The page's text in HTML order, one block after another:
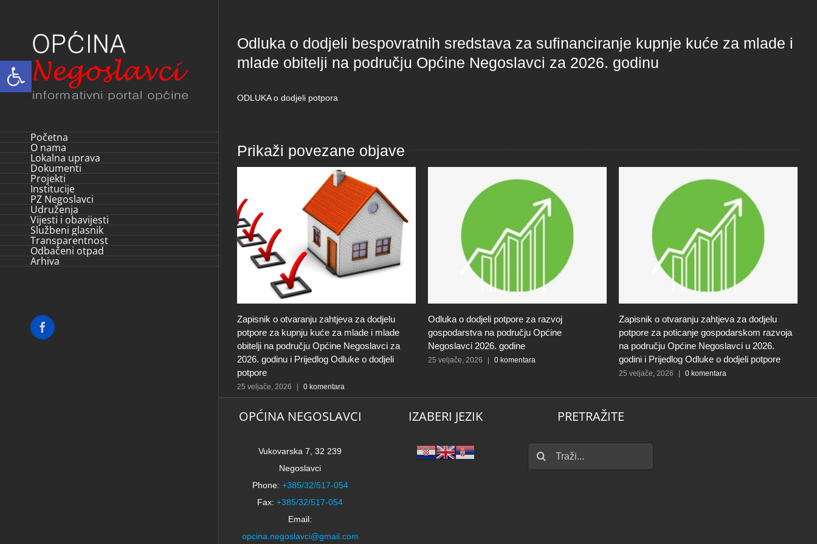
Open toolbar
Početna
O nama
Lokalna uprava
Dokumenti
Projekti
Institucije
PZ Negoslavci
Udruženja
Vijesti i obavijesti
Službeni glasnik
Transparentnost
Odbačeni otpad
Arhiva
Facebook
Odluka o dodjeli bespovratnih sredstava za sufinanciranje kupnje kuće za mlade i
mlade obitelji na području Općine Negoslavci za 2026. godinu
ODLUKA o dodjeli potpora
Prikaži povezane objave
Zapisnik o otvaranju zahtjeva za dodjelu
potpore za kupnju kuće za mlade i mlade
obitelji na području Općine Negoslavci za
2026. godinu i Prijedlog Odluke o dodjeli
potpore
25 veljače, 2026 0 komentara
Odluka o dodjeli potpore za razvoj
gospodarstva na području Općine
Negoslavci 2026. godine
25 veljače, 2026 0 komentara
Zapisnik o otvaranju zahtjeva za dodjelu
potpore za poticanje gospodarskom razvoja
na području Općine Negoslavci u 2026.
godini i Prijedlog Odluke o dodjeli potpore
25 veljače, 2026 0 komentara
OPĆINA NEGOSLAVCI
Vukovarska 7, 32 239
Negoslavci
Phone: +385/32/517-054
Fax: +385/32/517-054
Email:
opcina.negoslavci@gmail.com
IZABERI JEZIK PRETRAŽITE
Traži...